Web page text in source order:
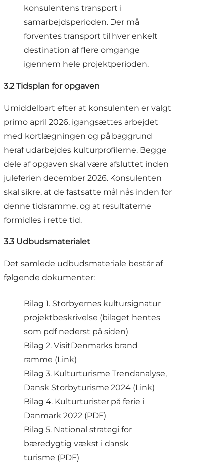
konsulentens transport i
samarbejdsperioden. Der må
forventes transport til hver enkelt
destination af flere omgange
igennem hele projektperioden.
3.2 Tidsplan for opgaven
Umiddelbart efter at konsulenten er valgt
primo april 2026, igangsættes arbejdet
med kortlægningen og på baggrund
heraf udarbejdes kulturprofilerne. Begge
dele af opgaven skal være afsluttet inden
juleferien december 2026. Konsulenten
skal sikre, at de fastsatte mål nås inden for
denne tidsramme, og at resultaterne
formidles i rette tid.
3.3 Udbudsmaterialet
Det samlede udbudsmateriale består af
følgende dokumenter:
Bilag 1. Storbyernes kultursignatur
projektbeskrivelse (bilaget hentes
som pdf nederst på siden)
Bilag 2. VisitDenmarks brand
ramme (Link)
Bilag 3. Kulturturisme Trendanalyse,
Dansk Storbyturisme 2024 (Link)
Bilag 4. Kulturturister på ferie i
Danmark 2022 (PDF)
Bilag 5. National strategi for
bæredygtig vækst i dansk
turisme (PDF)